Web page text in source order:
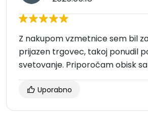
Z nakupom vzmetnice sem bil
prijazen trgovec, takoj ponudil
svetovanje. Priporočam obisk
Uporabno